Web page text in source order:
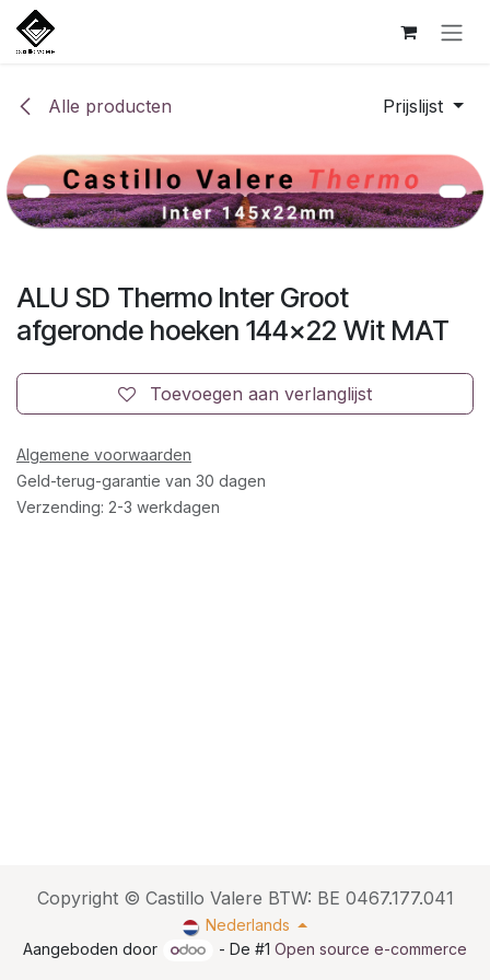
Overslaan naar inhoud
Alle producten Prijslijst
ALU SD Thermo Inter Groot
afgeronde hoeken 144x22 Wit MAT
Toevoegen aan verlanglijst
Algemene voorwaarden
Geld-terug-garantie van 30 dagen
Verzending: 2-3 werkdagen
Copyright © Castillo Valere BTW: BE 0467.177.041
Nederlands
Aangeboden door
- De #1Open source e-commerce